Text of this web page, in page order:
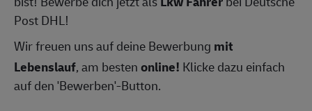
Post DHL!
Wir freuen uns auf deine Bewerbung mit
Lebenslauf, am bestenonline! Klicke dazu einfach
auf den 'Bewerben'-Button.